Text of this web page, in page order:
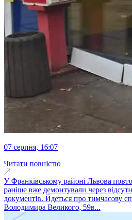
07 серпня, 16:07
Читати повністю
У Франківському районі Львова
раніше вже демонтували через
документів. Йдеться про тимчасову
Володимира Великого, 59в...